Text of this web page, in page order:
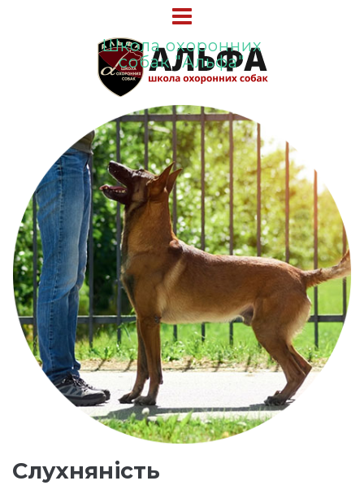
Школа охоронних
собак "Альфа"
Слухняність